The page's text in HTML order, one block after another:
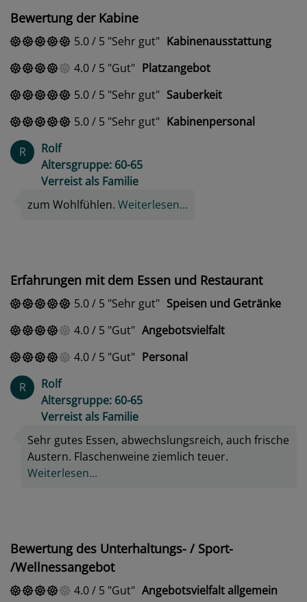
Bewertung der Kabine
5.0/ 5 Sehr gut
Kabinenausstattung
4.0/ 5 Gut
Platzangebot
5.0/ 5 Sehr gut
Sauberkeit
5.0/ 5 Sehr gut
Kabinenpersonal
R
Rolf
Altersgruppe: 60-65
Verreist als Familie
zum Wohlfühlen. Weiterlesen...
Erfahrungen mit dem Essen und Restaurant
5.0/ 5 Sehr gut
Speisen und Getränke
4.0/ 5 Gut
Angebotsvielfalt
4.0/ 5 Gut
Personal
R
Rolf
Altersgruppe: 60-65
Verreist als Familie
Sehr gutes Essen, abwechslungsreich, auch frische
Austern. Flaschenweine ziemlich teuer.
Weiterlesen...
Bewertung des Unterhaltungs- / Sport-
/Wellnessangebot
4.0/ 5 Gut Angebotsvielfalt allgemein